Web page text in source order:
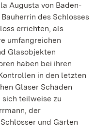
Augusta von Baden-
des Schlosses
errichten, als
umfangreichen
Glasobjekten
haben bei ihren
in den letzten
Gläser Schäden
teilweise zu
der
und Gärten